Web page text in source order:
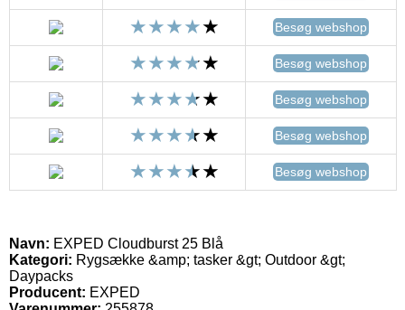
Besøg webshop
Besøg webshop
Besøg webshop
Besøg webshop
Besøg webshop
Navn: EXPED Cloudburst 25 Blå
Kategori: Rygsække &amp; tasker &gt; Outdoor &gt;
Daypacks
Producent: EXPED